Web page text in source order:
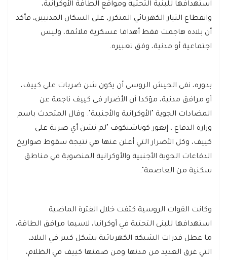
استهدافها للبنية التحتية ومواقع الطاقة الأوكرانية،
وانقطاع التيار الكهربائي المتكرر، على السكان المدنيين، فأكد
أن بلاده هاجمت فقط أهدافا عسكرية ملائمة، وليس
اجتماعية أو مدنية، وفق تعبيره.
بدوره، نفى الجيش الروسي أن يكون شن ضربات على كييف،
أو مرافق مدنية، مؤكدا أن الأضرار في كييف ناجمة عن
المضادات الجوية "الأوكرانية والأجنبية". وقال المتحدث باسم
وزارة الدفاع ، إيغور كوناشنكوف "لم نشن أي ضربة على
كييف، وكل الأضرار التي أعلن عنها هي نتيجة سقوط صواريخ
الدفاعات الجوية الأجنبية والأوكرانية المنصوبة في مناطق
سكنية من العاصمة".
وكانت القوات الروسية كثفت خلال الفترة الماضية
استهدافها للبنى التحتية في أوكرانيا، لاسيما مرافق الطاقة،
ما عطل قدرات الشبكة الكهربائية بشكل كبير في البلاد،
التي غرق العديد من مدنها ومن ضمنها كييف في الظلام،